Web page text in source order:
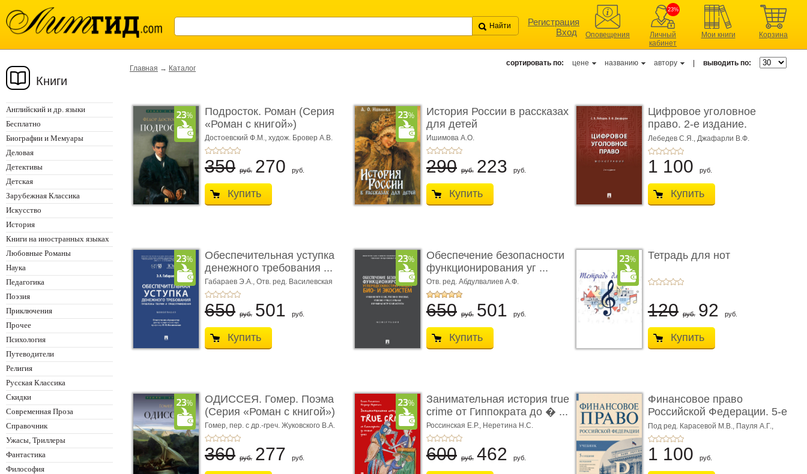
Регистрация
Вход
Оповещения
23%
Личный
кабинет
Мои книги Корзина
Книги
Английский и др. языки
Бесплатно
Биографии и Мемуары
Деловая
Детективы
Детская
Зарубежная Классика
Искусство
История
Книги на иностранных языках
Любовные Романы
Наука
Педагогика
Поэзия
Приключения
Прочее
Психология
Путеводители
Религия
Русская Классика
Скидки
Современная Проза
Справочник
Ужасы, Триллеры
Фантастика
Философия
Главная → Каталог
сортировать по: цене названию автору выводить по:
Подросток. Роман (Серия
«Роман с книгой»)
Достоевский Ф.М., худож. Бровер А.В.
350 руб. 270 руб.
Купить
История России в рассказах
для детей
Ишимова А.О.
290 руб. 223 руб.
Купить
Цифровое уголовное
право. 2-е издание.
Монограф ...
Лебедев С.Я., Джафарли В.Ф.
1 100 руб.
Купить
Обеспечительная уступка
денежного требования ...
Габараев Э.А., Отв. ред. Василевская
Л.Ю., вступ. сл. Каретина М.Г.
650 руб. 501 руб.
Купить
Обеспечение безопасности
функционирования уг ...
Отв. ред. Абдулвалиев А.Ф.
650 руб. 501 руб.
Купить
Тетрадь для нот
120 руб. 92 руб.
Купить
ОДИССЕЯ. Гомер. Поэма
(Серия «Роман с книгой»)
Гомер, пер. с др.-греч. Жуковского В.А.
360 руб. 277 руб.
Занимательная история true
crime от Гиппократа до � ...
Россинская Е.Р., Неретина Н.С.
600 руб. 462 руб.
Финансовое право
Российской Федерации. 5-е
изд� ...
Под ред. Карасевой М.В., Пауля А.Г.,
Красюкова А.В.
1 100 руб.